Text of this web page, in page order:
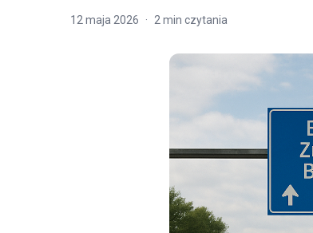
12 maja 2026 · 2 min czytania